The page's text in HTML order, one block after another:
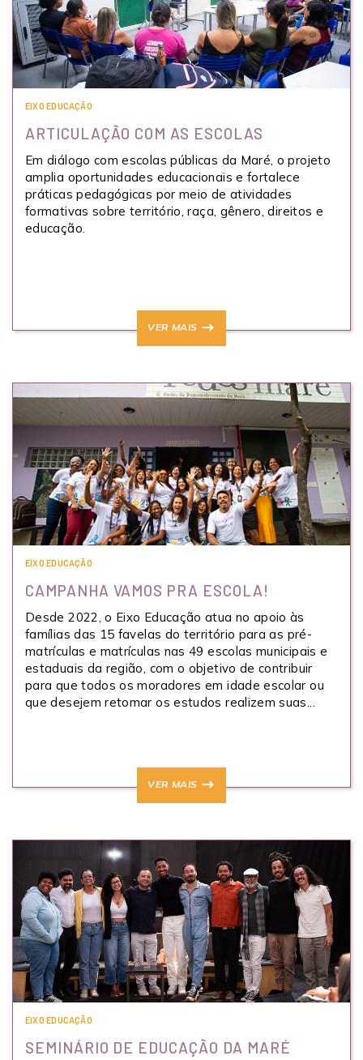
EIXO EDUCAÇÃO
ARTICULAÇÃO COM AS ESCOLAS
Em diálogo com escolas públicas da Maré, o projeto
amplia oportunidades educacionais e fortalece
práticas pedagógicas por meio de atividades
formativas sobre território, raça, gênero, direitos e
educação.
VER MAIS
EIXO EDUCAÇÃO
CAMPANHA VAMOS PRA ESCOLA!
Desde 2022, o Eixo Educação atua no apoio às
famílias das 15 favelas do território para as pré-
matrículas e matrículas nas 49 escolas municipais e
estaduais da região, com o objetivo de contribuir
para que todos os moradores em idade escolar ou
que desejem retomar os estudos realizem suas...
VER MAIS
EIXO EDUCAÇÃO
SEMINÁRIO DE EDUCAÇÃO DA MARÉ